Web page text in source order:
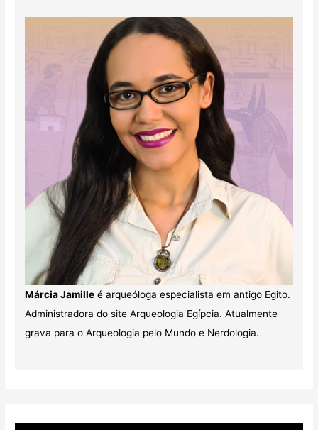
Márcia Jamilleé arqueóloga especialista em antigo Egito.
Administradora do site Arqueologia Egípcia. Atualmente
grava para o Arqueologia pelo Mundo e Nerdologia.